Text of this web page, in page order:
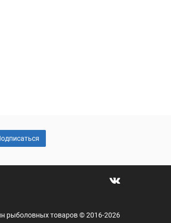
рыболовных товаров © 2016-2026